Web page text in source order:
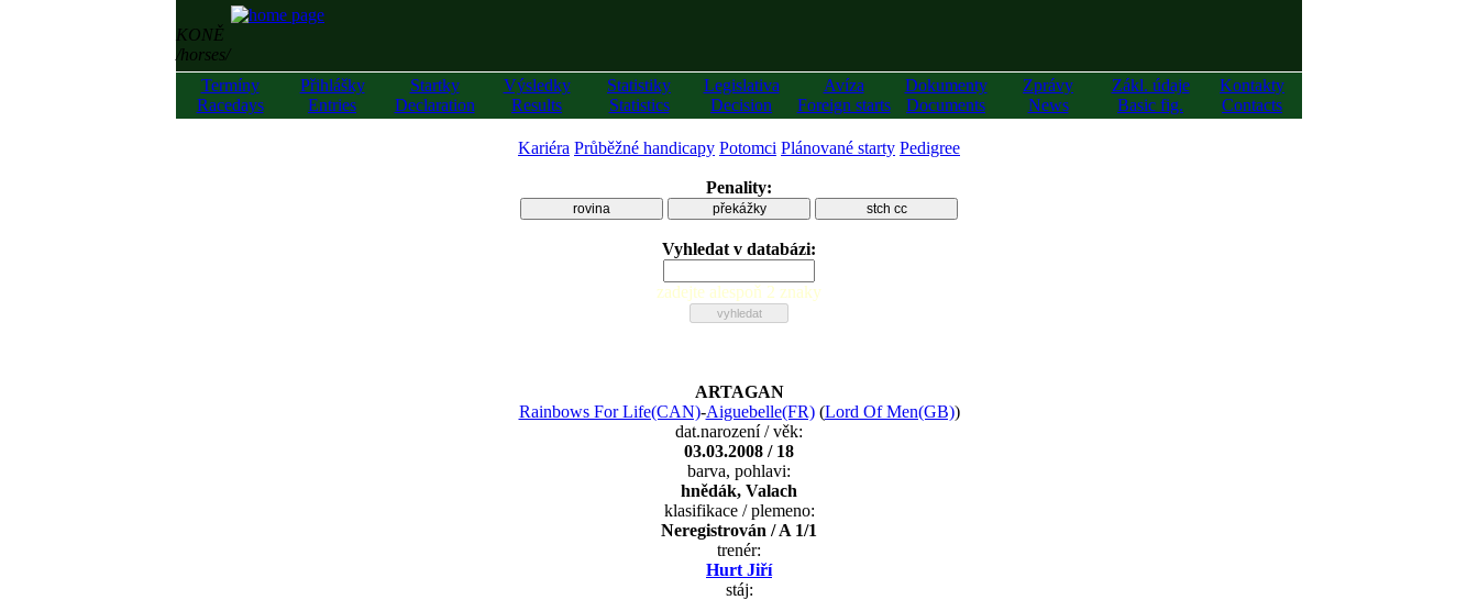
KONĚ
/horses/
Termíny
Racedays
Přihlášky
Entries
Startky
Declaration
Výsledky
Results
Statistiky
Statistics
Legislativa
Decision
Avíza
Foreign starts
Dokumenty
Documents
Zprávy
News
Zákl. údaje
Basic fig.
Kontakty
Contacts
Kariéra Průběžné handicapy Potomci Plánované starty Pedigree
Penality:
rovina překážky stch cc
Vyhledat v databázi:
zadejte alespoň 2 znaky
ARTAGAN
Rainbows For Life(CAN)-Aiguebelle(FR)(Lord Of Men(GB))
dat.narození / věk:
03.03.2008 / 18
barva, pohlavi:
hnědák, Valach
klasifikace / plemeno:
Neregistrován / A 1/1
trenér:
Hurt Jiří
stáj: